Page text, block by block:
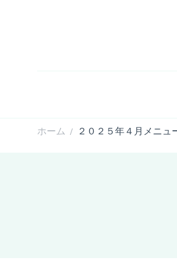
ホーム / ２０２５年４月メニュ